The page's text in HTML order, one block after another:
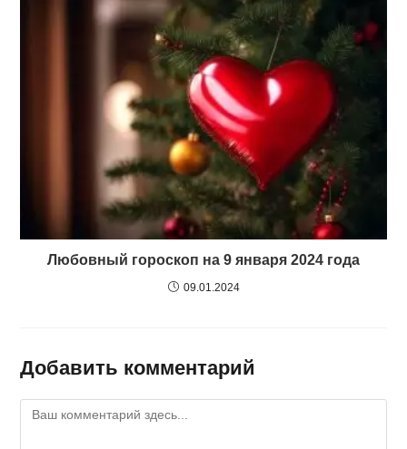
Любовный гороскоп на 9 января 2024 года
09.01.2024
Добавить комментарий
Комментарий